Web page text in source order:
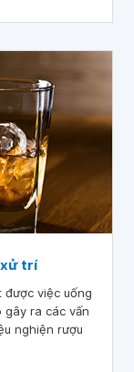
xử trí
việc uống
gây ra các vấn
nghiện rượu